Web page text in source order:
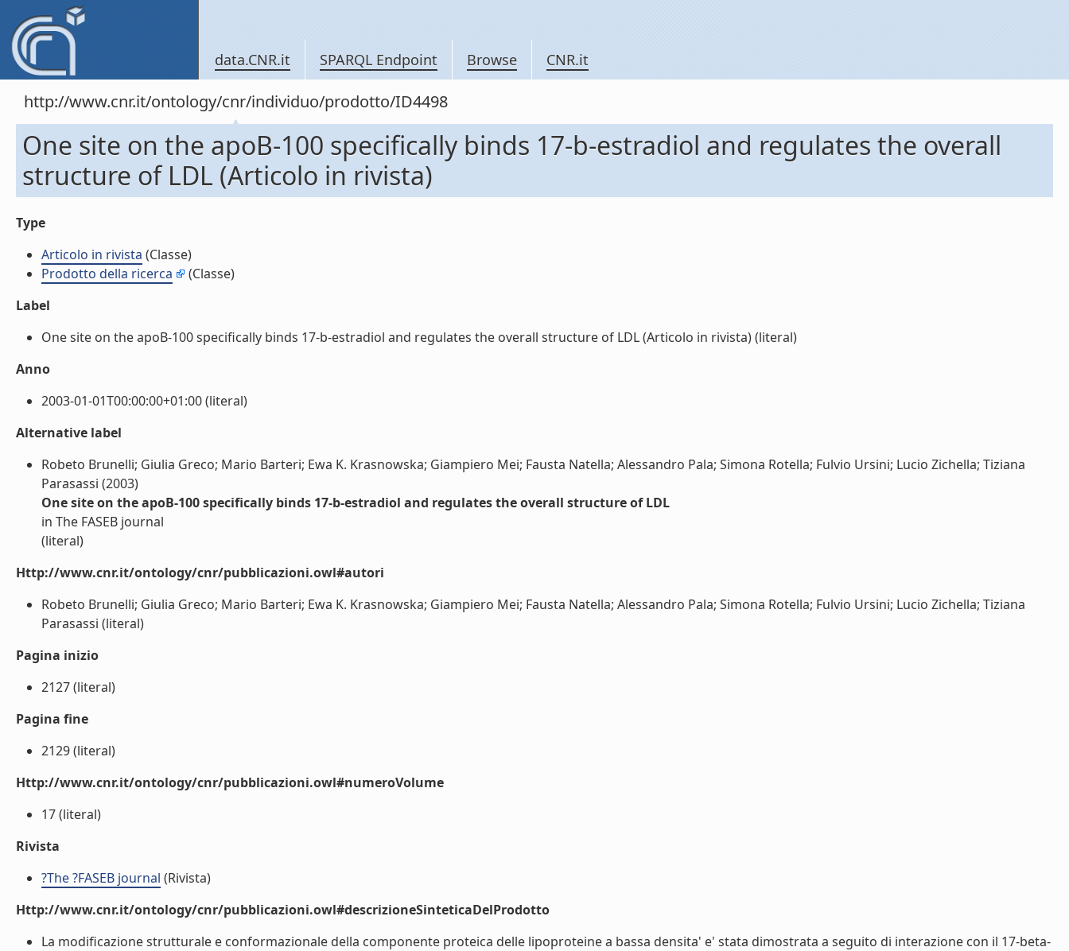
data.CNR.it SPARQL Endpoint Browse CNR.it
http://www.cnr.it/ontology/cnr/individuo/prodotto/ID4498
One site on the apoB-100 specifically binds 17-b-estradiol and regulates the overall
structure of LDL (Articolo in rivista)
Type
Articolo in rivista (Classe)
Prodotto della ricerca
(Classe)
Label
One site on the apoB-100 specifically binds 17-b-estradiol and regulates the overall structure of LDL (Articolo in rivista) (literal)
Anno
2003-01-01T00:00:00+01:00 (literal)
Alternative label
Robeto Brunelli; Giulia Greco; Mario Barteri; Ewa K. Krasnowska; Giampiero Mei; Fausta Natella; Alessandro Pala; Simona Rotella; Fulvio Ursini; Lucio Zichella; Tiziana
Parasassi (2003)
One site on the apoB-100 specifically binds 17-b-estradiol and regulates the overall structure of LDL
in The FASEB journal
(literal)
Http://www.cnr.it/ontology/cnr/pubblicazioni.owl#autori
Robeto Brunelli; Giulia Greco; Mario Barteri; Ewa K. Krasnowska; Giampiero Mei; Fausta Natella; Alessandro Pala; Simona Rotella; Fulvio Ursini; Lucio Zichella; Tiziana
Parasassi (literal)
Pagina inizio
2127 (literal)
Pagina fine
2129 (literal)
Http://www.cnr.it/ontology/cnr/pubblicazioni.owl#numeroVolume
17 (literal)
Rivista
?The ?FASEB journal (Rivista)
Http://www.cnr.it/ontology/cnr/pubblicazioni.owl#descrizioneSinteticaDelProdotto
La modificazione strutturale e conformazionale della componente proteica delle lipoproteine a bassa densita' e' stata dimostrata a seguito di interazione con il 17-beta-